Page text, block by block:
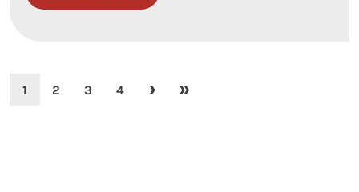
1
Zur Seite 1
2
Zur Seite 2
3
Zur Seite 3
4
Zur Seite 4Nächste Seite laden
Letzte Seite laden